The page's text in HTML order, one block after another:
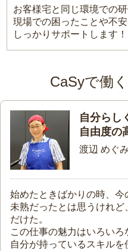
お客様宅と同じ環境での
現場での困ったことや不
しっかりサポートします！
CaSyで働
自分らし
自由度の
渡辺 めぐ
始めたときばかりの時、
未熟だったとは思うけれ
だけた。
この仕事の魅力はいろい
自分が持っているスキル